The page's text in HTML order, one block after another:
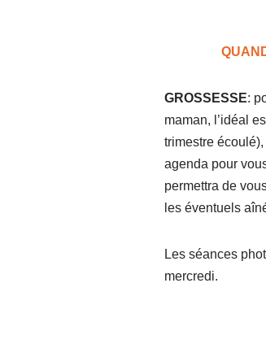
GROSSESSE:
maman, l’idéal
trimestre
agenda pour
permettra de
les éventuels
Les séances
mercredi.